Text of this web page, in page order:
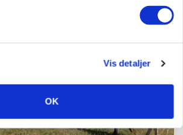
Vis detaljer
OK